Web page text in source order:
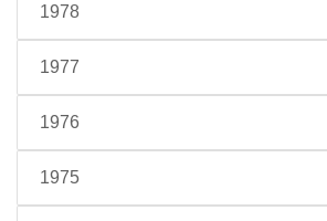
1978
1977
1976
1975